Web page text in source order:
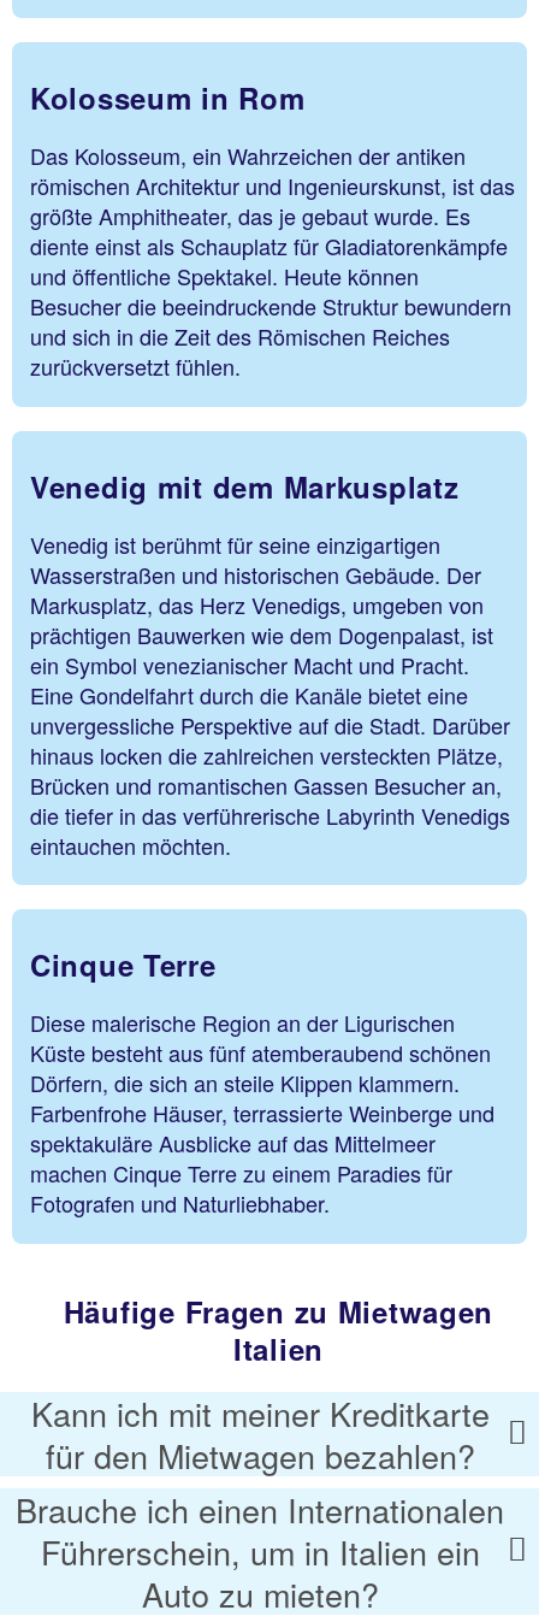
Kolosseum in Rom
Das Kolosseum, ein Wahrzeichen der antiken
römischen Architektur und Ingenieurskunst, ist das
größte Amphitheater, das je gebaut wurde. Es
diente einst als Schauplatz für Gladiatorenkämpfe
und öffentliche Spektakel. Heute können
Besucher die beeindruckende Struktur bewundern
und sich in die Zeit des Römischen Reiches
zurückversetzt fühlen.
Venedig mit dem Markusplatz
Venedig ist berühmt für seine einzigartigen
Wasserstraßen und historischen Gebäude. Der
Markusplatz, das Herz Venedigs, umgeben von
prächtigen Bauwerken wie dem Dogenpalast, ist
ein Symbol venezianischer Macht und Pracht.
Eine Gondelfahrt durch die Kanäle bietet eine
unvergessliche Perspektive auf die Stadt. Darüber
hinaus locken die zahlreichen versteckten Plätze,
Brücken und romantischen Gassen Besucher an,
die tiefer in das verführerische Labyrinth Venedigs
eintauchen möchten.
Cinque Terre
Diese malerische Region an der Ligurischen
Küste besteht aus fünf atemberaubend schönen
Dörfern, die sich an steile Klippen klammern.
Farbenfrohe Häuser, terrassierte Weinberge und
spektakuläre Ausblicke auf das Mittelmeer
machen Cinque Terre zu einem Paradies für
Fotografen und Naturliebhaber.
Häufige Fragen zu Mietwagen
Italien
Kann ich mit meiner Kreditkarte
für den Mietwagen bezahlen?
Brauche ich einen Internationalen
Führerschein, um in Italien ein
Auto zu mieten?